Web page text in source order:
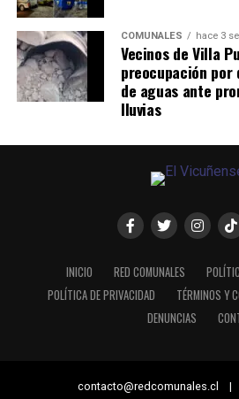
COMUNALES hace 3
Vecinos de Villa
preocupación por
de aguas ante
lluvias
INICIO RED COMUNALES
POLÍTICA DE PRIVACIDAD
TÉRMINOS Y
DENUNCIAS
contacto@redcomunales.cl |